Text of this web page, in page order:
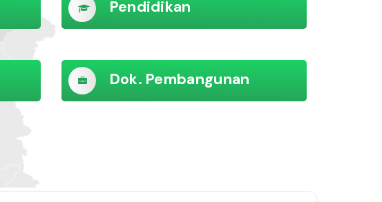
Pendidikan
Dok. Pembangunan